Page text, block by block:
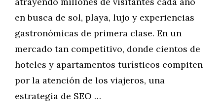
en busca de sol, playa, lujo y experiencias
gastronómicas de primera clase. En un
mercado tan competitivo, donde cientos de
hoteles y apartamentos turísticos compiten
por la atención de los viajeros, una
estrategia de SEO …